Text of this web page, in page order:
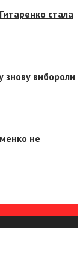
стала
знову вибороли
не